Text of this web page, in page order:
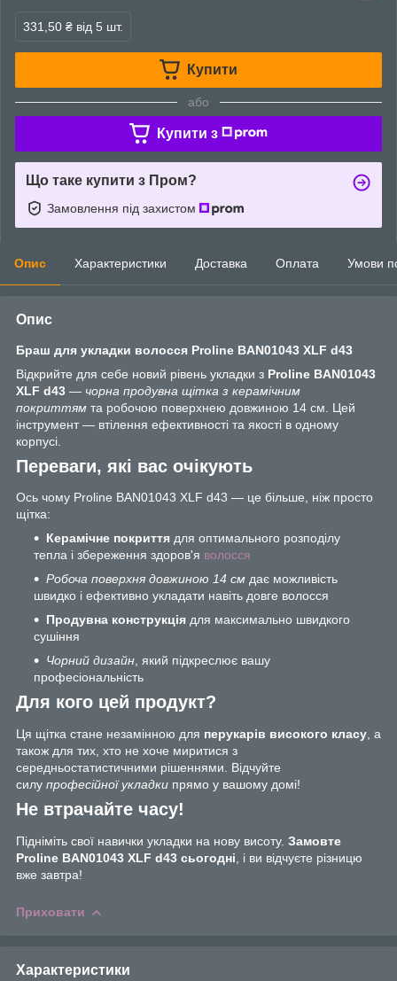
331,50 ₴ від 5 шт.
Купити
або
Купити з
Що таке купити з Пром?
Замовлення під захистом
Опис Характеристики Доставка Оплата Умови
Опис
Браш для укладки волосся Proline BAN01043 XLF d43
Відкрийте для себе новий рівень укладки з Proline BAN01043
XLF d43 — чорна продувна щітка з керамічним
покриттям та робочою поверхнею довжиною 14 см. Цей
інструмент — втілення ефективності та якості в одному
корпусі.
Переваги, які вас очікують
Ось чому Proline BAN01043 XLF d43 — це більше, ніж просто
щітка:
Керамічне покриття для оптимального розподілу
тепла і збереження здоров'я волосся
Робоча поверхня довжиною 14 см дає можливість
швидко і ефективно укладати навіть довге волосся
Продувна конструкція для максимально швидкого
сушіння
Чорний дизайн, який підкреслює вашу
професіональність
Для кого цей продукт?
Ця щітка стане незамінною для перукарів високого класу , а
також для тих, хто не хоче миритися з
середньостатистичними рішеннями. Відчуйте
силу професійної укладки прямо у вашому домі!
Не втрачайте часу!
Підніміть свої навички укладки на нову висоту. Замовте
Proline BAN01043 XLF d43 сьогодні , і ви відчуєте різницю
вже завтра!
Приховати
Характеристики